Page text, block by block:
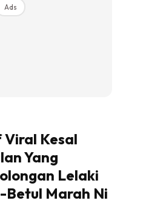
Ads
Kesal
Yang
Lelaki
Betul Marah Ni